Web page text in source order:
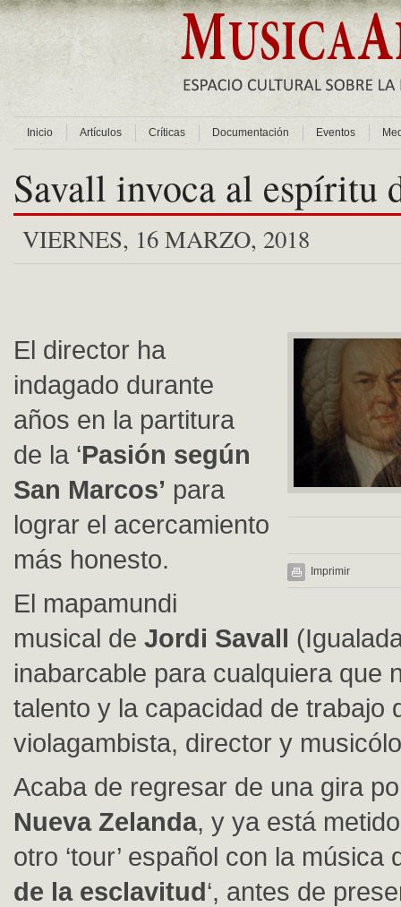
Inicio Artículos Críticas Documentación Eventos
Savall invoca al espíritu
VIERNES, 16 MARZO, 2018
Imprimir
El director ha
indagado durante
años en la partitura
de la ‘Pasión según
San Marcos’ para
lograr el acercamiento
más honesto.
El mapamundi
musical de Jordi Savall
inabarcable para cualquiera que
talento y la capacidad de trabajo
violagambista, director y
Acaba de regresar de una gira
Nueva Zelanda, y ya está
otro ‘tour’ español con la música
de la esclavitud‘, antes de